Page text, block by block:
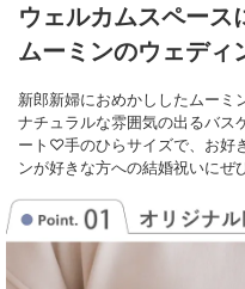
ウェルカムスペー
ムーミンのウェディ
新郎新婦におめかししたムーミ
ナチュラルな雰囲気の出るバス
ート♡手のひらサイズで、お好
ンが好きな方への結婚祝いにぜ